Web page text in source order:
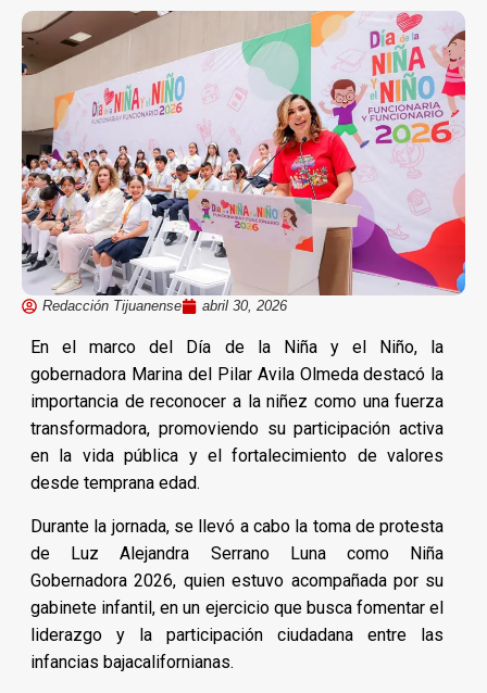
Redacción Tijuanense abril 30, 2026
En el marco del Día de la Niña y el Niño, la
gobernadora Marina del Pilar Avila Olmeda destacó la
importancia de reconocer a la niñez como una fuerza
transformadora, promoviendo su participación activa
en la vida pública y el fortalecimiento de valores
desde temprana edad.
Durante la jornada, se llevó a cabo la toma de protesta
de Luz Alejandra Serrano Luna como Niña
Gobernadora 2026, quien estuvo acompañada por su
gabinete infantil, en un ejercicio que busca fomentar el
liderazgo y la participación ciudadana entre las
infancias bajacalifornianas.